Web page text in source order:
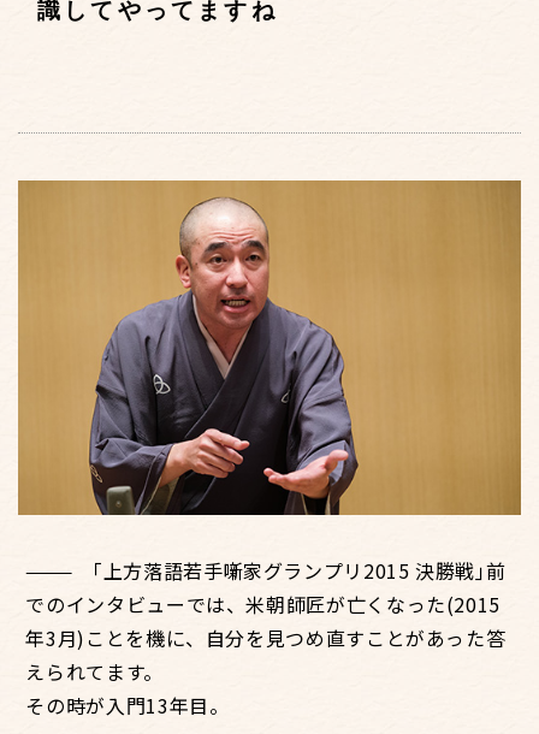
識してやってますね
｢上方落語若手噺家グランプリ2015 決勝戦｣前
でのインタビューでは、米朝師匠が亡くなった(2015
年3月)ことを機に、自分を見つめ直すことがあった答
えられてます。
その時が入門13年目。